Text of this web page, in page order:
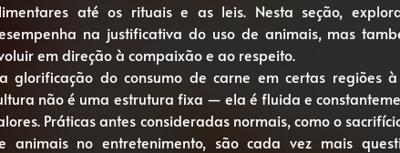
até os rituais e as leis. Nesta seção,
na justificativa do uso de animais, mas
em direção à compaixão e ao respeito.
glorificação do consumo de carne em certas regiões
não é uma estrutura fixa — ela é fluida e
Práticas antes consideradas normais, como o
animais no entretenimento, são cada vez mais